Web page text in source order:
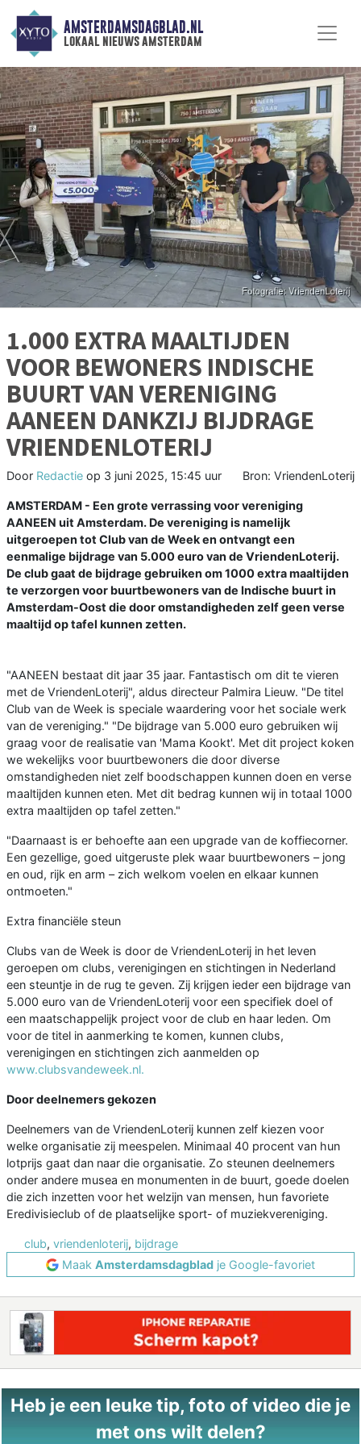
AMSTERDAMSDAGBLAD.NL
lokaal nieuws amsterdam
1.000 EXTRA MAALTIJDEN
VOOR BEWONERS INDISCHE
BUURT VAN VERENIGING
AANEEN DANKZIJ BIJDRAGE
VRIENDENLOTERIJ
Door Redactie op 3 juni 2025, 15:45 uur Bron: VriendenLoterij
AMSTERDAM - Een grote verrassing voor vereniging
AANEEN uit Amsterdam. De vereniging is namelijk
uitgeroepen tot Club van de Week en ontvangt een
eenmalige bijdrage van 5.000 euro van de VriendenLoterij.
De club gaat de bijdrage gebruiken om 1000 extra maaltijden
te verzorgen voor buurtbewoners van de Indische buurt in
Amsterdam-Oost die door omstandigheden zelf geen verse
maaltijd op tafel kunnen zetten.
"AANEEN bestaat dit jaar 35 jaar. Fantastisch om dit te vieren
met de VriendenLoterij", aldus directeur Palmira Lieuw. "De titel
Club van de Week is speciale waardering voor het sociale werk
van de vereniging." "De bijdrage van 5.000 euro gebruiken wij
graag voor de realisatie van 'Mama Kookt'. Met dit project koken
we wekelijks voor buurtbewoners die door diverse
omstandigheden niet zelf boodschappen kunnen doen en verse
maaltijden kunnen eten. Met dit bedrag kunnen wij in totaal 1000
extra maaltijden op tafel zetten."
"Daarnaast is er behoefte aan een upgrade van de koffiecorner.
Een gezellige, goed uitgeruste plek waar buurtbewoners – jong
en oud, rijk en arm – zich welkom voelen en elkaar kunnen
ontmoeten."
Extra financiële steun
Clubs van de Week is door de VriendenLoterij in het leven
geroepen om clubs, verenigingen en stichtingen in Nederland
een steuntje in de rug te geven. Zij krijgen ieder een bijdrage van
5.000 euro van de VriendenLoterij voor een specifiek doel of
een maatschappelijk project voor de club en haar leden. Om
voor de titel in aanmerking te komen, kunnen clubs,
verenigingen en stichtingen zich aanmelden op
www.clubsvandeweek.nl.
Door deelnemers gekozen
Deelnemers van de VriendenLoterij kunnen zelf kiezen voor
welke organisatie zij meespelen. Minimaal 40 procent van hun
lotprijs gaat dan naar die organisatie. Zo steunen deelnemers
onder andere musea en monumenten in de buurt, goede doelen
die zich inzetten voor het welzijn van mensen, hun favoriete
Eredivisieclub of de plaatselijke sport- of muziekvereniging.
club, vriendenloterij, bijdrage
Maak Amsterdamsdagblad je Google-favoriet
Heb je een leuke tip, foto of video die je
met ons wilt delen?